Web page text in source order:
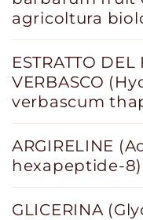
agricoltura
ESTRATTO DEL
VERBASCO
verbascum
ARGIRELINE
hexapeptide-8)
GLICERINA